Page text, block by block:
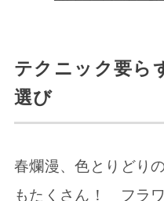
テクニック要ら
選び
春爛漫、色とりどり
もたくさん！ フラ